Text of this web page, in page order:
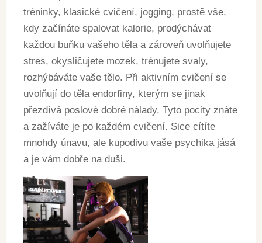
tréninky, klasické cvičení, jogging, prostě vše,
kdy začínáte spalovat kalorie, prodýchávat
každou buňku vašeho těla a zároveň uvolňujete
stres, okysličujete mozek, trénujete svaly,
rozhýbáváte vaše tělo. Při aktivním cvičení se
uvolňují do těla endorfiny, kterým se jinak
přezdívá poslové dobré nálady. Tyto pocity znáte
a zažíváte je po každém cvičení. Sice cítíte
mnohdy únavu, ale kupodivu vaše psychika jásá
a je vám dobře na duši.